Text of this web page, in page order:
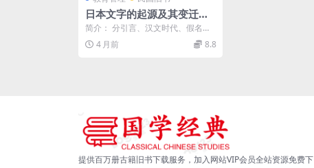
日本文字的起源及其变迁朱
明PDF下载,日本文化小丛刊
简介： 分引言、汉文时代、假名文
字、现代日文、改革运动、结论6部
分 截图： 目录...
4 月前 8.8
提供百万册古籍旧书下载服务，加入网站VIP会员全站资源免费下